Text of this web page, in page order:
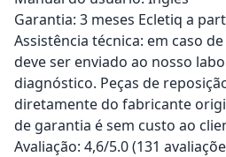
Garantia: 3 meses Ecletiq a
Assistência técnica: em caso
deve ser enviado ao nosso
diagnóstico. Peças de
diretamente do fabricante
de garantia é sem custo ao
Avaliação: 4,6/5.0 (131